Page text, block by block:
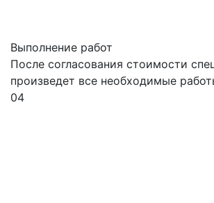
Выполнение работ
После согласования стоимости
произведет все необходимые
04